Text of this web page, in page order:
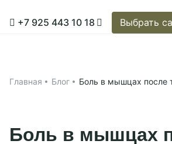
+7 925 443 10 18 Выбрать
Акции
Главная Блог Боль в мышцах после
Боль в мышцах